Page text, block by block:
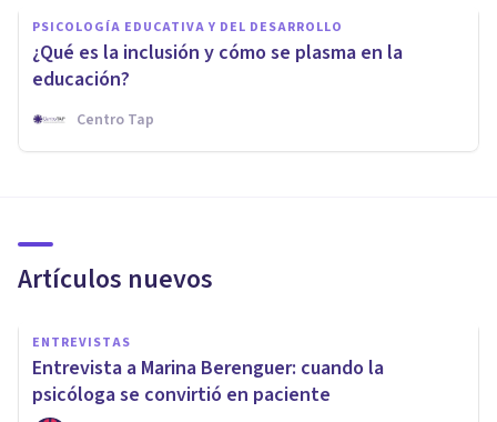
PSICOLOGÍA EDUCATIVA Y DEL DESARROLLO
¿Qué es la inclusión y cómo se plasma en la
educación?
Centro Tap
Artículos nuevos
ENTREVISTAS
Entrevista a Marina Berenguer: cuando la
psicóloga se convirtió en paciente